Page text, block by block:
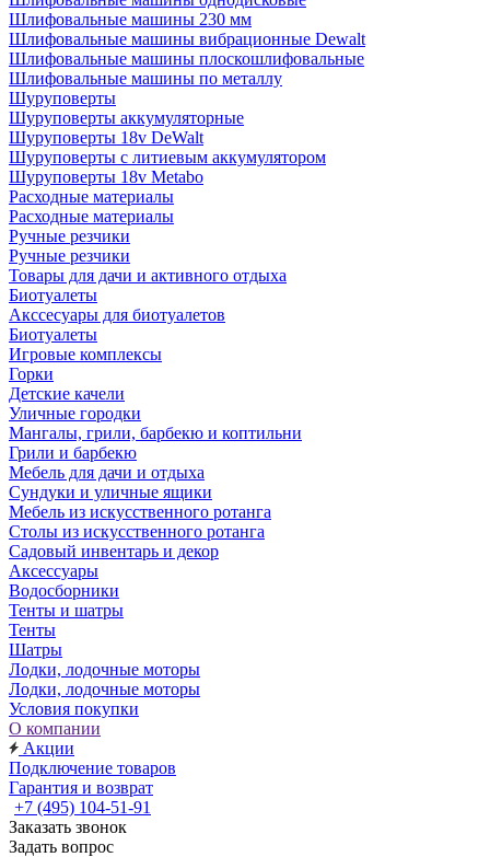
Шлифовальные машины 230 мм
Шлифовальные машины вибрационные Dewalt
Шлифовальные машины плоскошлифовальные
Шлифовальные машины по металлу
Шуруповерты
Шуруповерты аккумуляторные
Шуруповерты 18v DeWalt
Шуруповерты с литиевым аккумулятором
Шуруповерты 18v Metabo
Расходные материалы
Расходные материалы
Ручные резчики
Ручные резчики
Товары для дачи и активного отдыха
Биотуалеты
Акссесуары для биотуалетов
Биотуалеты
Игровые комплексы
Горки
Детские качели
Уличные городки
Мангалы, грили, барбекю и коптильни
Грили и барбекю
Мебель для дачи и отдыха
Сундуки и уличные ящики
Мебель из искусственного ротанга
Столы из искусственного ротанга
Садовый инвентарь и декор
Аксессуары
Водосборники
Тенты и шатры
Тенты
Шатры
Лодки, лодочные моторы
Лодки, лодочные моторы
Условия покупки
О компании
Акции
Подключение товаров
Гарантия и возврат
+7 (495) 104-51-91
Заказать звонок
Задать вопрос